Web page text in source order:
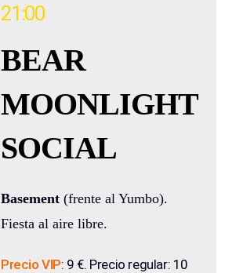
21:00
BEAR
MOONLIGHT
SOCIAL
Basement (frente al Yumbo).
Fiesta al aire libre.
Precio VIP: 9 €. Precio regular: 10